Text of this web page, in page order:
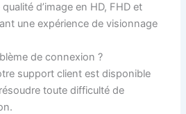
d’image en HD, FHD et
une expérience de visionnage
de connexion ?
support client est disponible
toute difficulté de